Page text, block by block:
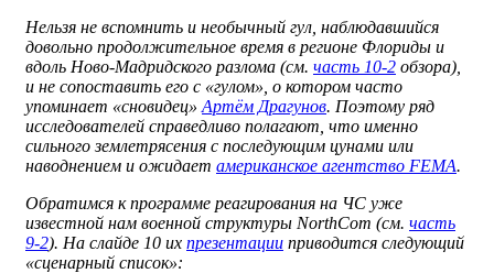
Нельзя не вспомнить и необычный гул, наблюдавшийся
довольно продолжительное время в регионе Флориды и
вдоль Ново-Мадридского разлома (см. часть 10-2 обзора),
и не сопоставить его с «гулом», о котором часто
упоминает «сновидец» Артём Драгунов. Поэтому ряд
исследователей справедливо полагают, что именно
сильного землетрясения с последующим цунами или
наводнением и ожидает американское агентство FEMA.
Обратимся к программе реагирования на ЧС уже
известной нам военной структуры NorthCom (см. часть
9-2). На слайде 10 их презентации приводится следующий
«сценарный список»: